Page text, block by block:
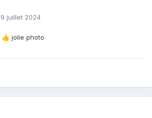
juillet 2024
👍 jolie photo